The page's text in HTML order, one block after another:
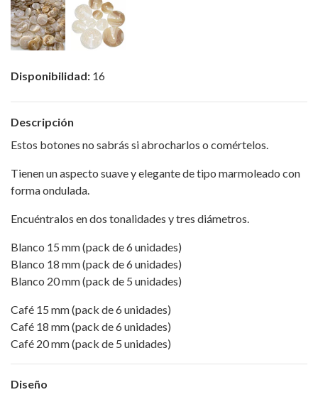
Disponibilidad: 16
Descripción
Estos botones no sabrás si abrocharlos o comértelos.
Tienen un aspecto suave y elegante de tipo marmoleado con
forma ondulada.
Encuéntralos en dos tonalidades y tres diámetros.
Blanco 15 mm (pack de 6 unidades)
Blanco 18 mm (pack de 6 unidades)
Blanco 20 mm (pack de 5 unidades)
Café 15 mm (pack de 6 unidades)
Café 18 mm (pack de 6 unidades)
Café 20 mm (pack de 5 unidades)
Diseño